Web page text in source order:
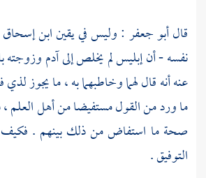
قالأبو جعفر :وليس في يقينابن
نفسه - أن إبليس لم يخلص إلىآدموزوجته
عنه أنه قال لهما وخاطبهما به ، ما يجوز
ما ورد من القول مستفيضا من أهل العلم
صحة ما استفاض من ذلك بينهم . فكيف
التوفيق .